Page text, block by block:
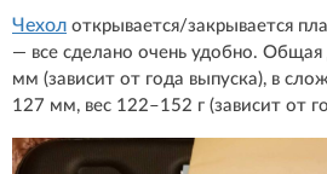
Чехол открывается/закрывается
— все сделано очень удобно.
мм (зависит от года выпуска), в
127 мм, вес 122–152 г (зависит от